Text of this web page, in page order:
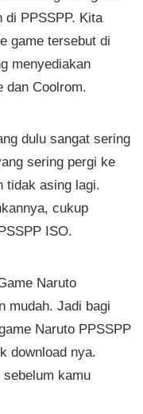
di PPSSPP. Kita
game tersebut di
menyediakan
dan Coolrom.
dulu sangat sering
sering pergi ke
tidak asing lagi.
cukup
ISO.
Naruto
mudah. Jadi bagi
Naruto PPSSPP
download nya.
sebelum kamu